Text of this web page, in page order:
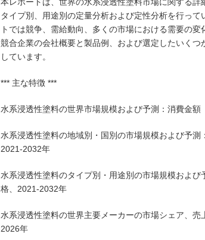
本レポートは、世界の水系浸透性塗料市場に関する詳
タイプ別、用途別の定量分析および定性分析を行っ
トでは競争、需給動向、多くの市場における需要の
競合企業の会社概要と製品例、および選定したいく
しています。
*** 主な特徴 ***
水系浸透性塗料の世界市場規模および予測：消費金
水系浸透性塗料の地域別・国別の市場規模および予測
2021-2032年
水系浸透性塗料のタイプ別・用途別の市場規模およ
格、2021-2032年
水系浸透性塗料の世界主要メーカーの市場シェア、
2026年